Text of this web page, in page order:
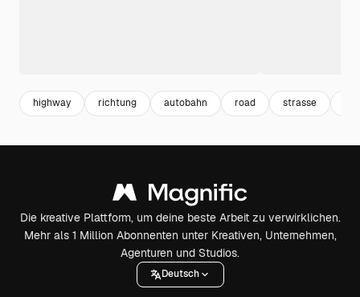
highway richtung autobahn road strasse
Die kreative Plattform, um deine beste Arbeit zu verwirklichen.
Mehr als 1 Million Abonnenten unter Kreativen, Unternehmen,
Agenturen und Studios.
Deutsch